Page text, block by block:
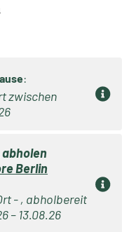
:
zwischen
Berlin
- , abholbereit
– 13.08.26